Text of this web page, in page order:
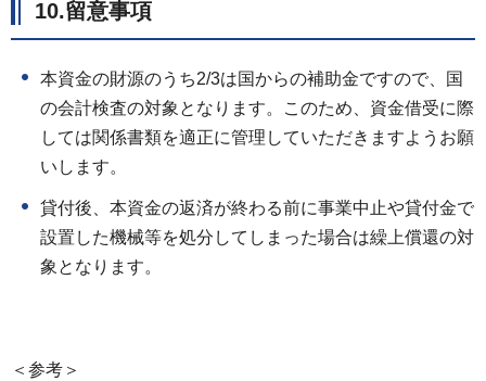
10.留意事項
本資金の財源のうち2/3は国からの補助金ですので、国
の会計検査の対象となります。このため、資金借受に際
しては関係書類を適正に管理していただきますようお願
いします。
貸付後、本資金の返済が終わる前に事業中止や貸付金で
設置した機械等を処分してしまった場合は繰上償還の対
象となります。
＜参考＞